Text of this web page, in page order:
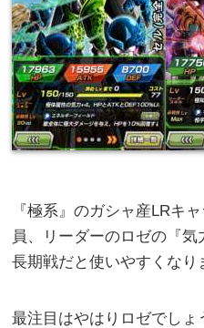
『極系』のガシャ産LRキ
員、リーダーのロゼの『
長期戦だと使いやすくなり
最注目はやはりロゼでし